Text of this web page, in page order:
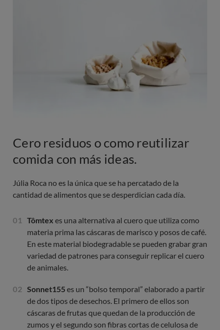
Cero residuos o como reutilizar
comida con más ideas.
Júlia Roca no es la única que se ha percatado de la
cantidad de alimentos que se desperdician cada día.
Tômtex es una alternativa al cuero que utiliza como
materia prima las cáscaras de marisco y posos de café.
En este material biodegradable se pueden grabar gran
variedad de patrones para conseguir replicar el cuero
de animales.
Sonnet155es un “bolso temporal” elaborado a partir
de dos tipos de desechos. El primero de ellos son
cáscaras de frutas que quedan de la producción de
zumos y el segundo son fibras cortas de celulosa de